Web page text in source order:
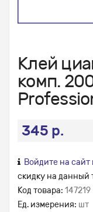
Клей
комп.
345 р.
Войдите на сайт
скидку на данный
Код товара: 147219
Ед. измерения: шт